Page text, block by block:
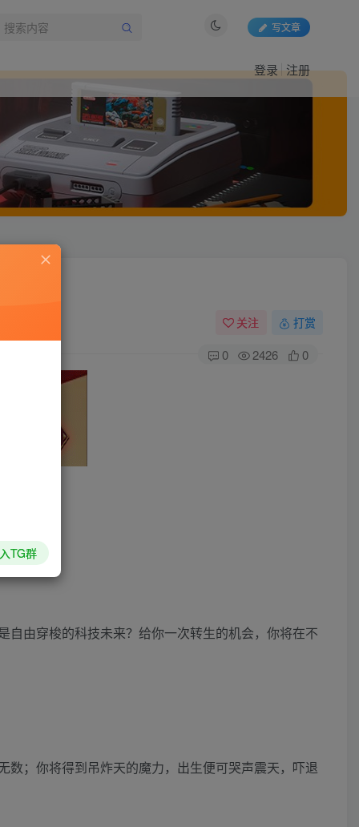
写文章
登录 注册
关注 打赏
0 2426 0
由穿梭的科技未来？给你一次转生的机会，你将在不
；你将得到吊炸天的魔力，出生便可哭声震天，吓退
TG群